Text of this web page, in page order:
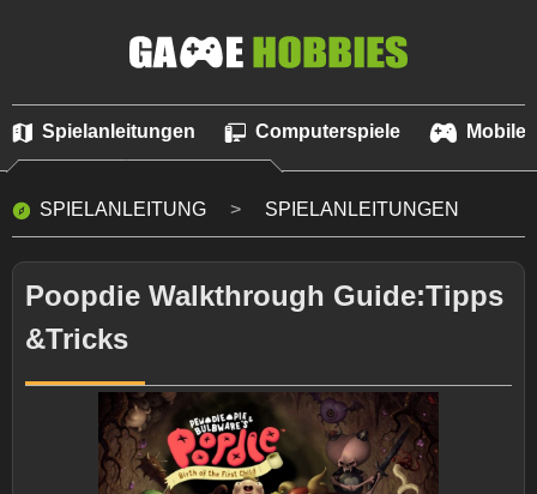
Spielanleitungen Computerspiele Mobile
SPIELANLEITUNG SPIELANLEITUNGEN
Poopdie Walkthrough Guide:Tipps
&Tricks